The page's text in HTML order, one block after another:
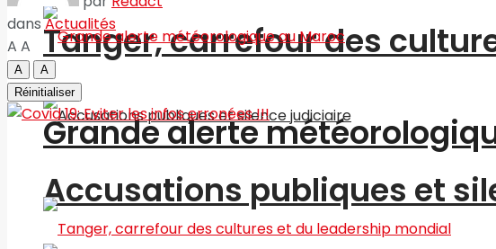
Tanger, carrefour des
Accusations publiques et
Grande alerte
dans Actualités
A A
A
A
Réinitialiser